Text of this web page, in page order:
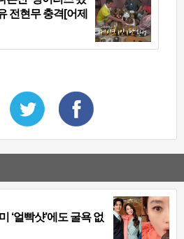
전현무 충격[어제
‘얼빡샷’에도 굴욕 없